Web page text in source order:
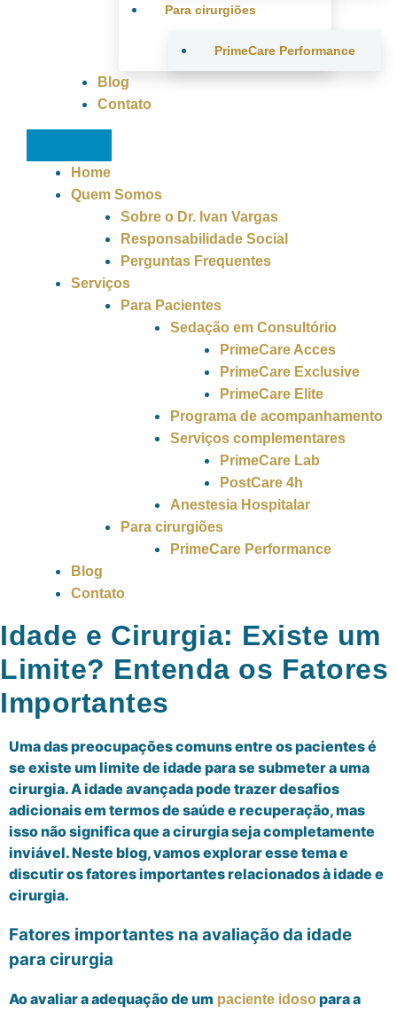
Para cirurgiões
PrimeCare Performance
Blog
Contato
Home
Quem Somos
Sobre o Dr. Ivan Vargas
Responsabilidade Social
Perguntas Frequentes
Serviços
Para Pacientes
Sedação em Consultório
PrimeCare Acces
PrimeCare Exclusive
PrimeCare Elite
Programa de acompanhamento
Serviços complementares
PrimeCare Lab
PostCare 4h
Anestesia Hospitalar
Para cirurgiões
PrimeCare Performance
Blog
Contato
Idade e Cirurgia: Existe um
Limite? Entenda os Fatores
Importantes
Uma das preocupações comuns entre os pacientes é
se existe um limite de idade para se submeter a uma
cirurgia. A idade avançada pode trazer desafios
adicionais em termos de saúde e recuperação, mas
isso não significa que a cirurgia seja completamente
inviável. Neste blog, vamos explorar esse tema e
discutir os fatores importantes relacionados à idade e
cirurgia.
Fatores importantes na avaliação da idade
para cirurgia
Ao avaliar a adequação de um paciente idosopara a